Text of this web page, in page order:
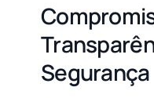
Segurança